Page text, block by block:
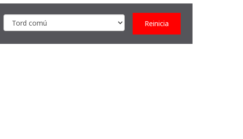
Reinicia